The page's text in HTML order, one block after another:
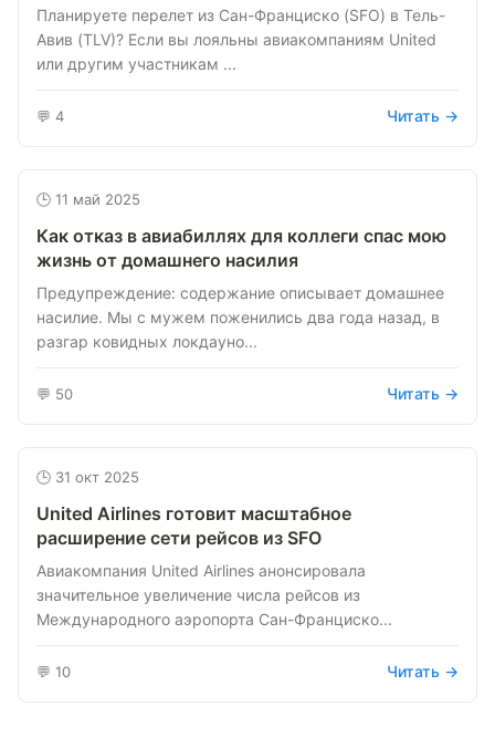
Планируете перелет из Сан-Франциско (SFO) в Тель-
Авив (TLV)? Если вы лояльны авиакомпаниям United
или другим участникам ...
💬 4 Читать →
🕒 11 май 2025
Как отказ в авиабиллях для коллеги спас мою
жизнь от домашнего насилия
Предупреждение: содержание описывает домашнее
насилие. Мы с мужем поженились два года назад, в
разгар ковидных локдауно...
💬 50 Читать →
🕒 31 окт 2025
United Airlines готовит масштабное
расширение сети рейсов из SFO
Авиакомпания United Airlines анонсировала
значительное увеличение числа рейсов из
Международного аэропорта Сан-Франциско...
💬 10 Читать →